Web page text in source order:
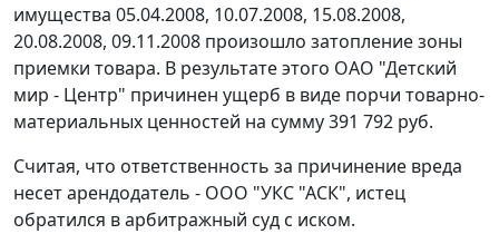
имущества 05.04.2008, 10.07.2008, 15.08.2008,
20.08.2008, 09.11.2008 произошло затопление зоны
приемки товара. В результате этого ОАО "Детский
мир - Центр" причинен ущерб в виде порчи товарно-
материальных ценностей на сумму 391 792 руб.
Считая, что ответственность за причинение вреда
несет арендодатель - ООО "УКС "АСК", истец
обратился в арбитражный суд с иском.